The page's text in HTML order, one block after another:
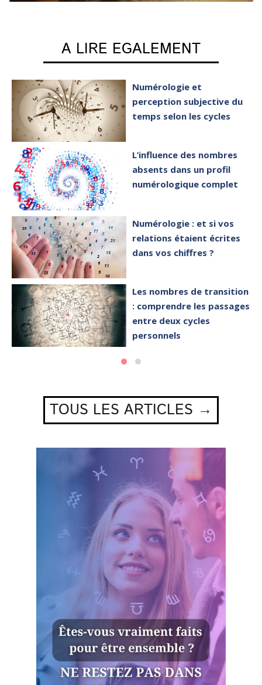
A LIRE EGALEMENT
Numérologie et
perception subjective du
temps selon les cycles
L’influence des nombres
absents dans un profil
numérologique complet
Numérologie : et si vos
relations étaient écrites
dans vos chiffres ?
Les nombres de transition
: comprendre les passages
entre deux cycles
personnels
TOUS LES ARTICLES →